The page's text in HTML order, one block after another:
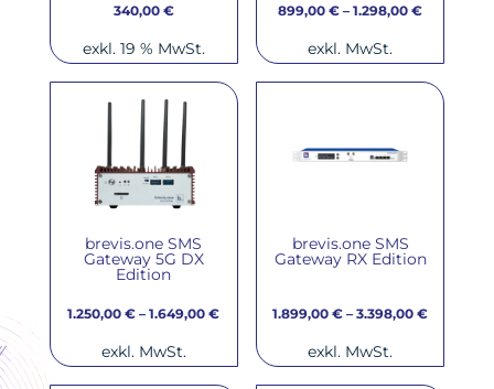
340,00 €
exkl. 19 % MwSt.
899,00€ –1.298,00€
exkl. MwSt.
brevis.one SMS
Gateway 5G DX
Edition
1.250,00€ –1.649,00€
exkl. MwSt.
brevis.one SMS
Gateway RX Edition
1.899,00€ –3.398,00€
exkl. MwSt.